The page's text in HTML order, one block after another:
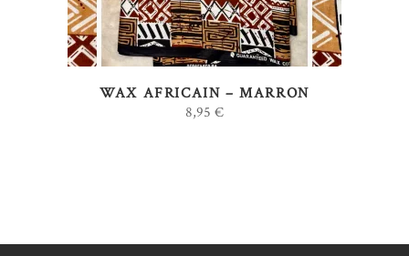
variations.
Les
options
peuvent
du
WAX AFRICAIN – MARRON
8,95 €